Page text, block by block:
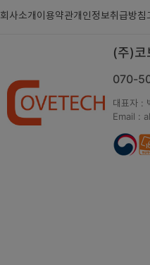
회사소개이용약관개인정보취급방침
(주)코
070-
대표자 :
Email :